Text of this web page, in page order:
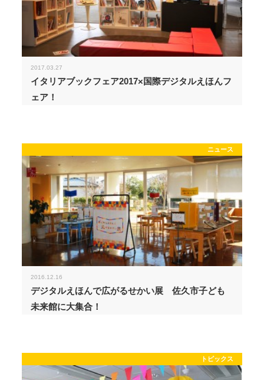
2017.03.27
イタリアブックフェア2017×国際デジタルえほんフ
ェア！
ニュース
2016.12.16
デジタルえほんで広がるせかい展 佐久市子ども
未来館に大集合！
トピックス